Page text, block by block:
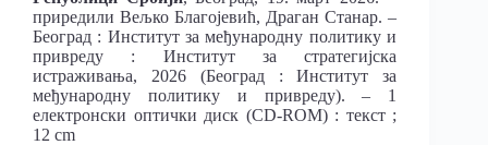
приредили Вељко Благојевић, Драган Станар. –
Београд : Институт за међународну политику и
привреду : Институт за стратегијска
истраживања, 2026 (Београд : Институт за
међународну политику и привреду). – 1
електронски оптички диск (CD-ROM) : текст ;
12 cm